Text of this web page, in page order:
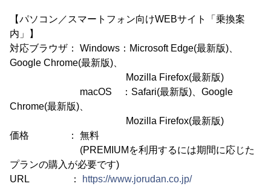
【パソコン／スマートフォン向けWEBサイト「乗換案
内」】
対応ブラウザ： Windows：Microsoft Edge(最新版)、
Google Chrome(最新版)、
Mozilla Firefox(最新版)
macOS ：Safari(最新版)、Google
Chrome(最新版)、
Mozilla Firefox(最新版)
価格 ： 無料
(PREMIUMを利用するには期間に応じた
プランの購入が必要です)
URL ：
https://www.jorudan.co.jp/